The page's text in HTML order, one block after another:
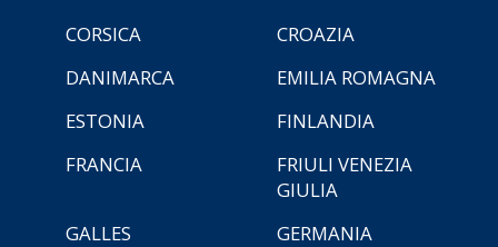
CORSICA
CROAZIA
DANIMARCA
EMILIA ROMAGNA
ESTONIA
FINLANDIA
FRANCIA
FRIULI VENEZIA
GIULIA
GALLES
GERMANIA